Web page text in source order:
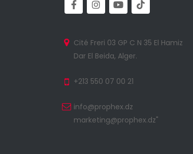
Cité Freri 03 GP C N 35 El Hamiz
Dar El Beida, Alger.
+213 550 07 00 21
info@prophex.dz
marketing@prophex.dz"